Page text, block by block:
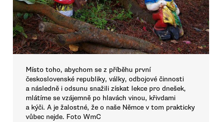
Místo toho, abychom se z příběhu první
československé republiky, války, odbojové činnosti
a následně i odsunu snažili získat lekce pro dnešek,
mlátíme se vzájemně po hlavách vinou, křivdami
a kýči. A je žalostné, že o naše Němce v tom prakticky
vůbec nejde. Foto WmC